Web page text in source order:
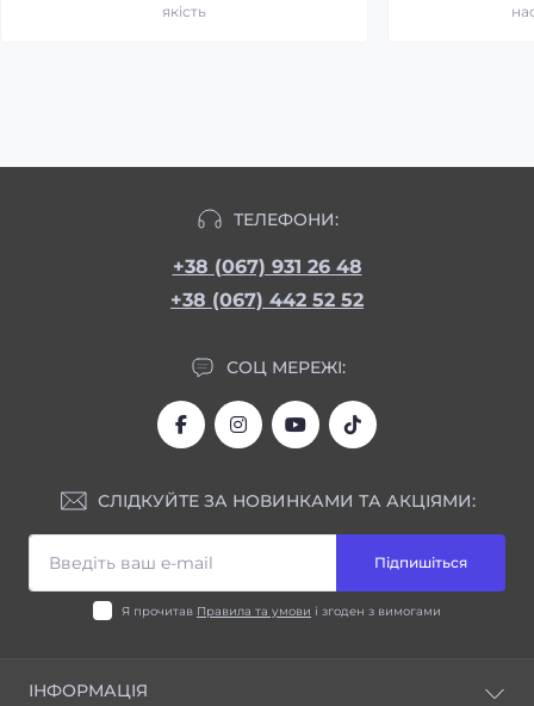
якість
ТЕЛЕФОНИ:
+38 (067) 931 26 48
+38 (067) 442 52 52
СОЦ МЕРЕЖІ:
СЛІДКУЙТЕ ЗА НОВИНКАМИ ТА АКЦІЯМИ:
Підпишіться
Я прочитав Правила та умови і згоден з вимогами
ІНФОРМАЦІЯ